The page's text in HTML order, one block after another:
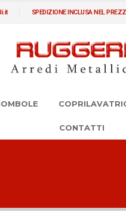
SPEDIZIONE INCLUSA NEL
CONTATTI